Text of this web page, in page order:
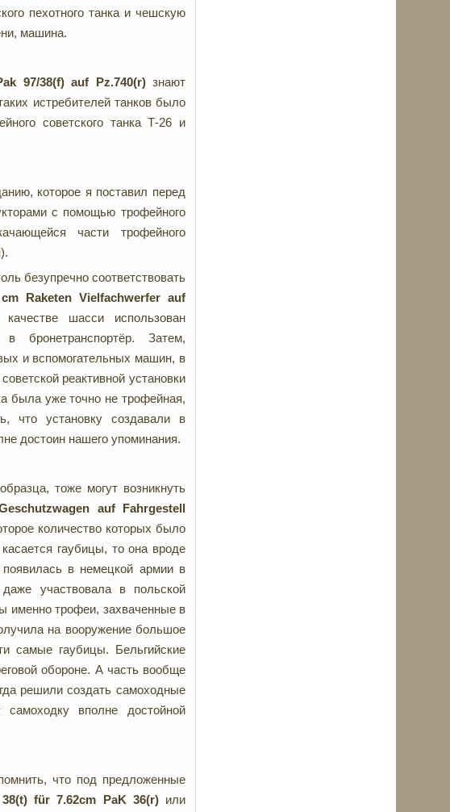
пехотного танка и чешскую
машина.
97/38(f)auf Pz.740(r)знают
истребителей танков было
советского танка Т-26 и
которое я поставил перед
с помощью трофейного
части трофейного
безупречно соответствовать
cm Raketen Vielfachwerfer auf
качестве шасси использован
бронетранспортёр. Затем,
и вспомогательных машин, в
реактивной установки
была уже точно не трофейная,
что установку создавали в
достоин нашего упоминания.
тоже могут возникнуть
auf
Fahrgestell
количество которых было
гаубицы, то она вроде
появилась в немецкой армии в
участвовала в польской
именно трофеи, захваченные в
на вооружение большое
самые гаубицы. Бельгийские
обороне. А часть вообще
решили создать самоходные
вполне достойной
что под предложенные
t)für 7.62cm PaK 36(r) или